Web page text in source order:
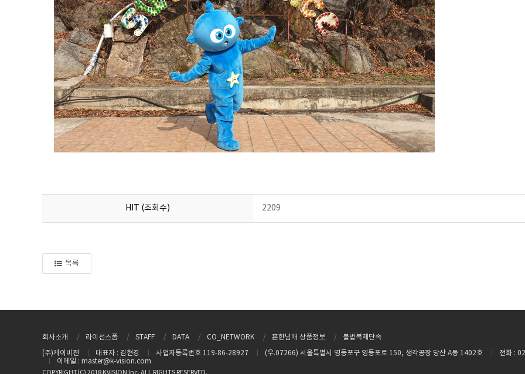
HIT (조회수) 2209
목록
회사소개 라이선스폼 STAFF DATA CO_NETWORK 흔한남매 상품정보 불법복제단속
(주)케이비젼 대표자 : 김현경 사업자등록번호 119-86-28927 (우.07266) 서울특별시 영등포구 영등포로 150, 생각공장 당산 A동 1402호
전화 :
이메일 : master@k-vision.com